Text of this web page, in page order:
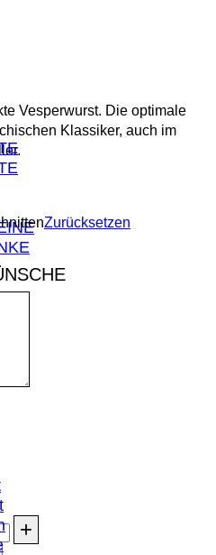
Vesperwurst. Die optimale
Klassiker, auch im
Zurücksetzen